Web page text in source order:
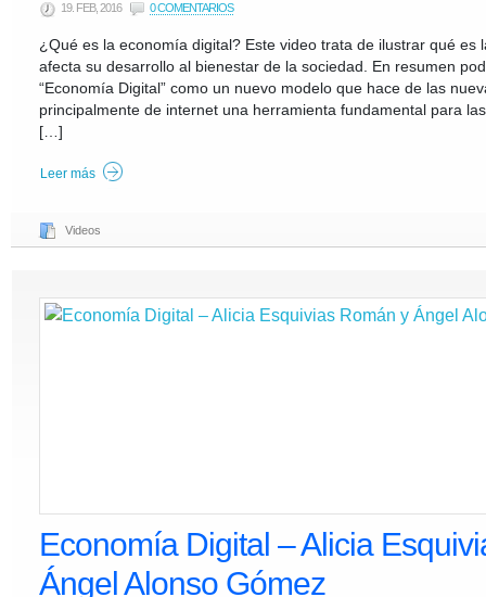
19. FEB, 2016 0 COMENTARIOS
¿Qué es la economía digital? Este video trata de ilustrar qué es
afecta su desarrollo al bienestar de la sociedad. En resumen
“Economía Digital” como un nuevo modelo que hace de las
principalmente de internet una herramienta fundamental para
[…]
Leer más
Videos
Economía Digital – Alicia
Ángel Alonso Gómez